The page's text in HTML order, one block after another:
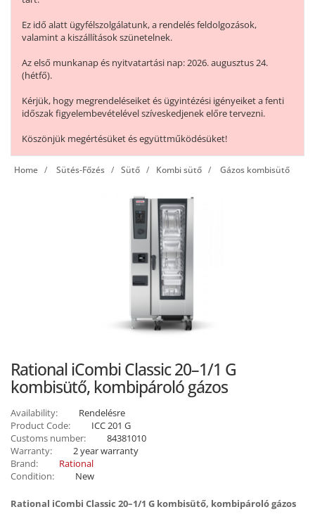
Ez idő alatt ügyfélszolgálatunk, a rendelés feldolgozások,
valamint a kiszállítások szünetelnek.
Az első munkanap és nyitvatartási nap: 2026. augusztus 24.
(hétfő).
Kérjük, hogy megrendeléseiket és ügyintézési igényeiket a fenti
időszak figyelembevételével szíveskedjenek előre tervezni.
Köszönjük megértésüket és együttműködésüket!
Home Sütés-Főzés Sütő Kombi sütő Gázos kombisütő
Rational iCombi Classic 20–1/1 G
kombisütő, kombipároló gázos
Availability:
Rendelésre
Product Code:
ICC 201 G
Customs number:
84381010
Warranty:
2 year warranty
Brand:
Rational
Condition:
New
Rational iCombi Classic 20–1/1 G kombisütő, kombipároló gázos